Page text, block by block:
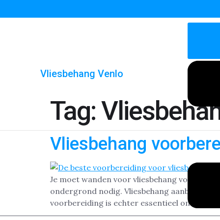
Vliesbehang Venlo
Tag:
Vliesbehang
Je moet wanden voor vliesbehang
ondergrond nodig. Vliesbehang
voorbereiding is echter essentieel om